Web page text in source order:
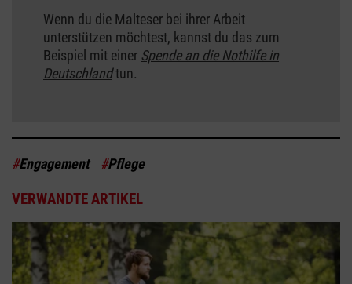
Wenn du die Malteser bei ihrer Arbeit
unterstützen möchtest, kannst du das zum
Beispiel mit einer Spende an die Nothilfe in
Deutschlandtun.
#Engagement #Pflege
VERWANDTE ARTIKEL